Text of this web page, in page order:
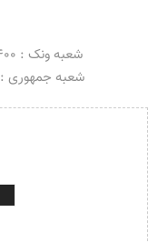
شعبه ونک : 86086400 021 _ 86086500 021
شعبه جمهوری : 42709 021 _ 66488069 021